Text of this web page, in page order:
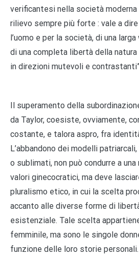
verificantesi nella società moderna
rilievo sempre più forte : vale a dire
l’uomo e per la società, di una
di una completa libertà della
in direzioni mutevoli e
Il superamento della
da Taylor, coesiste, ovviamente,
costante, e talora aspro, fra
L’abbandono dei modelli
o sublimati, non può condurre a
valori ginecocratici, ma deve
pluralismo etico, in cui la scelta
accanto alle diverse forme di
esistenziale. Tale scelta
femminile, ma sono le singole
funzione delle loro storie